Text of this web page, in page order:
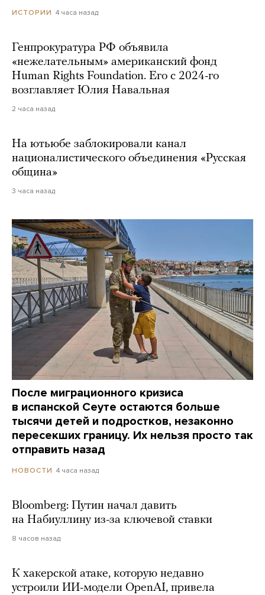
ИСТОРИИ 4 часа назад
Генпрокуратура РФ объявила
«нежелательным» американский фонд
Human Rights Foundation. Его с 2024-го
возглавляет Юлия Навальная
2 часа назад
На ютьюбе заблокировали канал
националистического объединения «Русская
община»
3 часа назад
После миграционного кризиса
в испанской Сеуте остаются больше
тысячи детей и подростков, незаконно
пересекших границу. Их нельзя просто так
отправить назад
НОВОСТИ 4 часа назад
Bloomberg: Путин начал давить
на Набиуллину из-за ключевой ставки
8 часов назад
К хакерской атаке, которую недавно
устроили ИИ-модели OpenAI, привела